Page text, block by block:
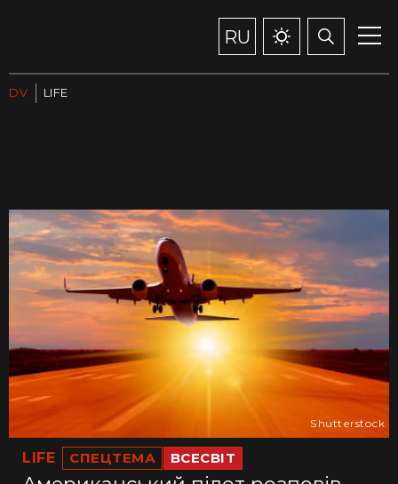
RU
DV LIFE
LIFE СПЕЦТЕМА ВСЕСВІТ
Shutterstock